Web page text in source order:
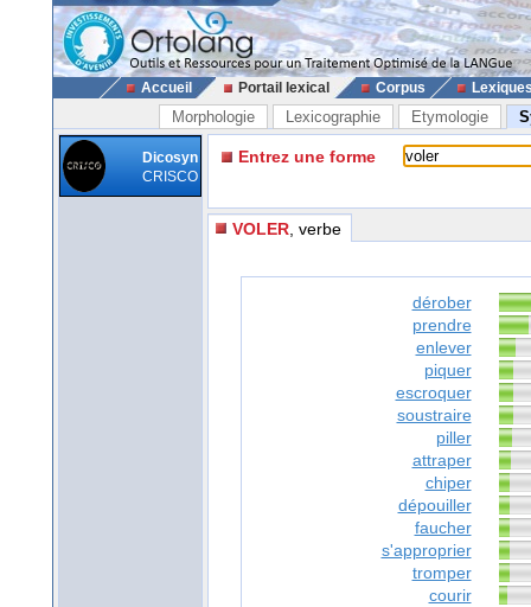
Accueil Portail lexical Corpus
Morphologie Lexicographie Etymologie
Dicosyn
CRISCO
Entrez une forme
VOLER , verbe
dérober
prendre
enlever
piquer
escroquer
soustraire
piller
attraper
chiper
dépouiller
faucher
s'approprier
tromper
courir